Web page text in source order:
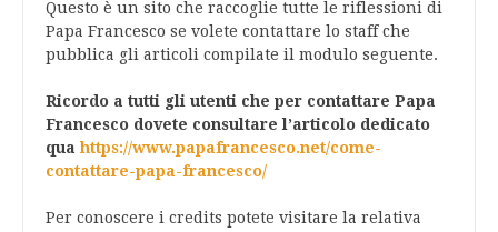
Questo è un sito che raccoglie tutte le riflessioni di
Papa Francesco se volete contattare lo staff che
pubblica gli articoli compilate il modulo seguente.
Ricordo a tutti gli utenti che per contattare Papa
Francesco dovete consultare l’articolo dedicato
quahttps://www.papafrancesco.net/come-
contattare-papa-francesco/
Per conoscere i credits potete visitare la relativa